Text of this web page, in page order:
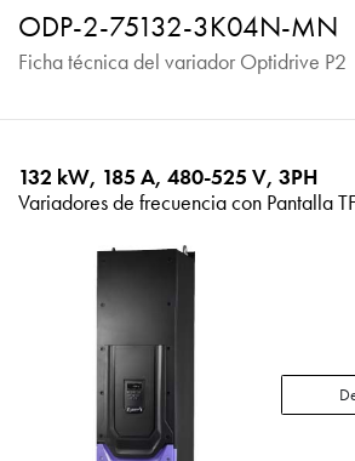
ODP-2-75132-3K04N-MN
Ficha técnica del variador Optidrive P2
132 kW, 185 A, 480-525 V, 3PH
Variadores de frecuencia con Pantalla